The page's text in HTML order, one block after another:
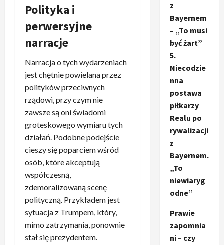
Polityka i
perwersyjne
narracje
Narracja o tych wydarzeniach
jest chętnie powielana przez
polityków przeciwnych
rządowi, przy czym nie
zawsze są oni świadomi
groteskowego wymiaru tych
działań. Podobne podejście
cieszy się poparciem wśród
osób, które akceptują
współczesną,
zdemoralizowaną scenę
polityczną. Przykładem jest
sytuacja z Trumpem, który,
mimo zatrzymania, ponownie
stał się prezydentem.
z
Bayernem
– „To musi
być żart”
5.
Niecodzie
nna
postawa
piłkarzy
Realu po
rywalizacji
z
Bayernem.
„To
niewiaryg
odne”
Prawie
zapomnia
ni – czy